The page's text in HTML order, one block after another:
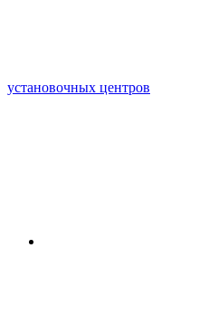
установочных центров